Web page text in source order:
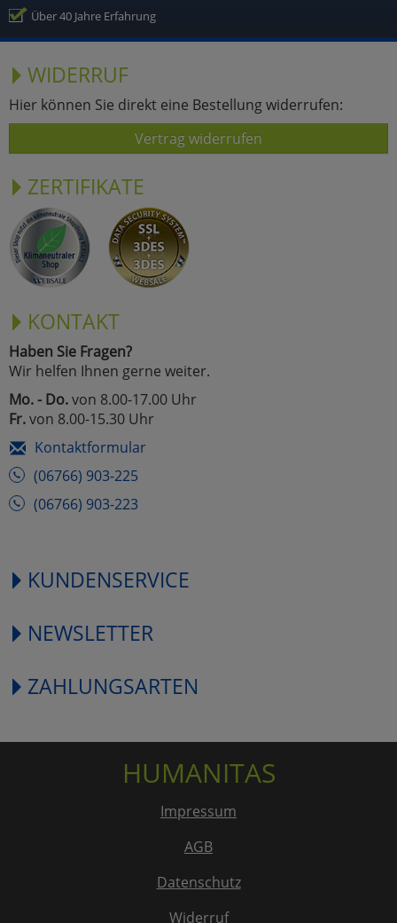
Über 40 Jahre Erfahrung
WIDERRUF
Hier können Sie direkt eine Bestellung widerrufen:
Vertrag widerrufen
ZERTIFIKATE
KONTAKT
Haben Sie Fragen?
Wir helfen Ihnen gerne weiter.
Mo. - Do.von 8.00-17.00 Uhr
Fr.von 8.00-15.30 Uhr
Kontaktformular
(06766) 903-225
(06766) 903-223
KUNDENSERVICE
NEWSLETTER
ZAHLUNGSARTEN
HUMANITAS
Impressum
AGB
Datenschutz
Widerruf